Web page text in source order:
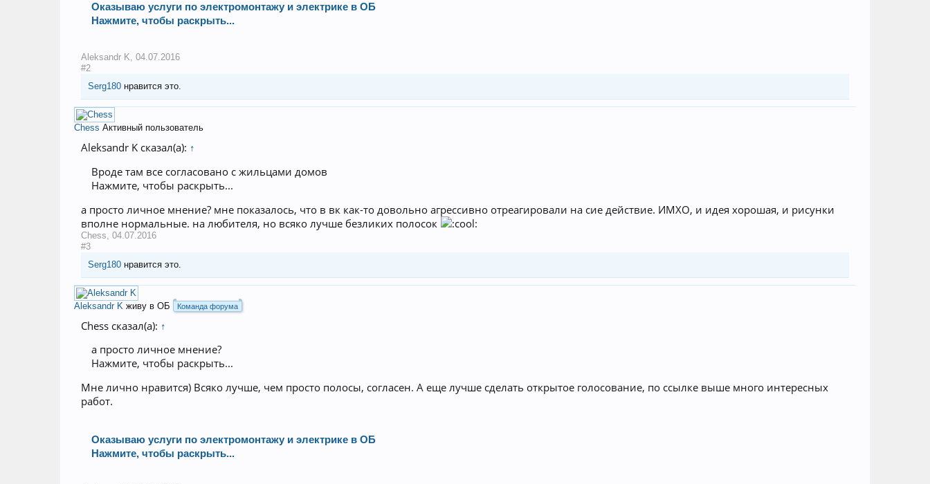
Оказываю услуги по электромонтажу и электрике в ОБ
Нажмите, чтобы раскрыть...
Aleksandr K, 04.07.2016
#2
Serg180 нравится это.
Chess Активный пользователь
Aleksandr K сказал(а): ↑
Вроде там все согласовано с жильцами домов
Нажмите, чтобы раскрыть...
а просто личное мнение? мне показалось, что в вк как-то довольно агрессивно отреагировали на сие действие. ИМХО, и идея хорошая, и рисунки
вполне нормальные. на любителя, но всяко лучше безликих полосок
Chess 04.07.2016
#3
Serg180 нравится это.
Aleksandr K живу в ОБ Команда форума
Chess сказал(а): ↑
а просто личное мнение?
Нажмите, чтобы раскрыть...
Мне лично нравится) Всяко лучше, чем просто полосы, согласен. А еще лучше сделать открытое голосование, по ссылке выше много интересных
работ.
Оказываю услуги по электромонтажу и электрике в ОБ
Нажмите, чтобы раскрыть...